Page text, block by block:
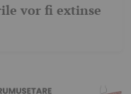
vor fi extinse